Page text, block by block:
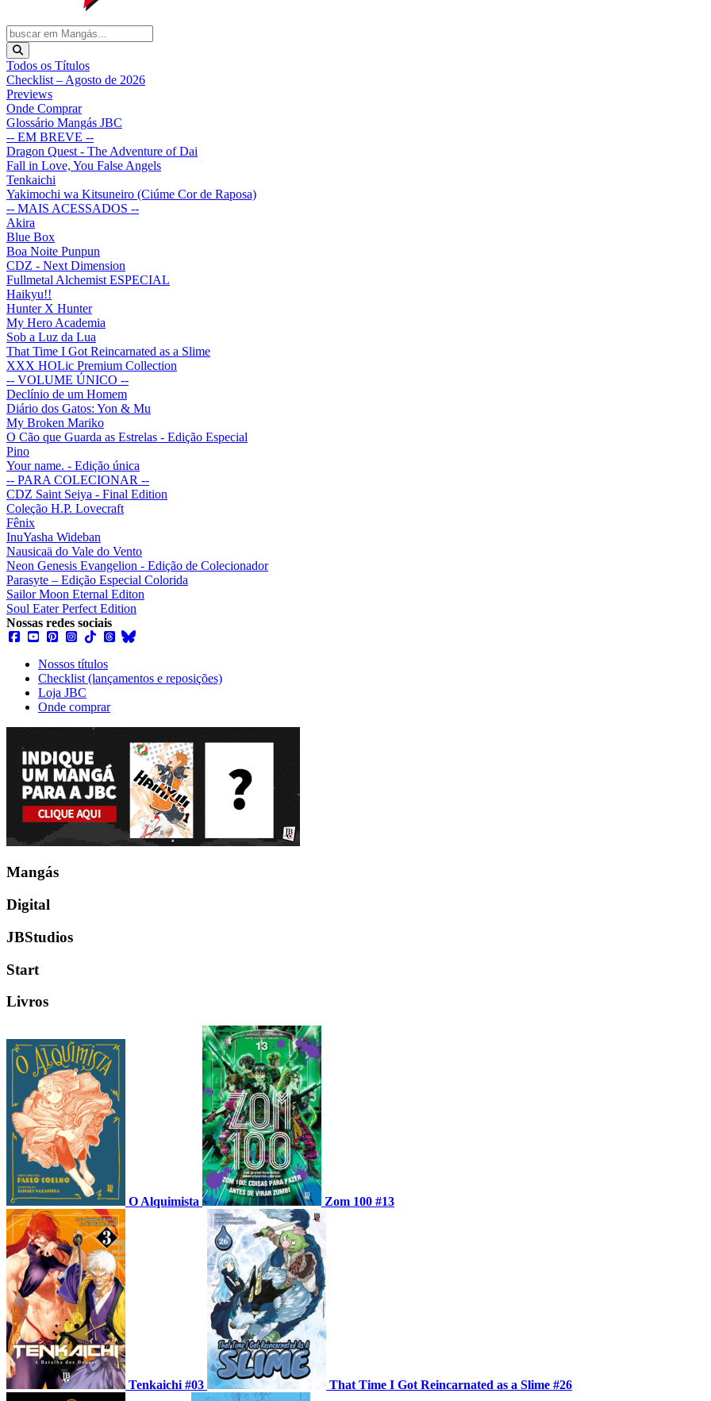
Todos os Títulos
Checklist – Agosto de 2026
Previews
Onde Comprar
Glossário Mangás JBC
-- EM BREVE --
Dragon Quest - The Adventure of Dai
Fall in Love, You False Angels
Tenkaichi
Yakimochi wa Kitsuneiro (Ciúme Cor de Raposa)
-- MAIS ACESSADOS --
Akira
Blue Box
Boa Noite Punpun
CDZ - Next Dimension
Fullmetal Alchemist ESPECIAL
Haikyu!!
Hunter X Hunter
My Hero Academia
Sob a Luz da Lua
That Time I Got Reincarnated as a Slime
XXX HOLic Premium Collection
-- VOLUME ÚNICO --
Declínio de um Homem
Diário dos Gatos: Yon & Mu
My Broken Mariko
O Cão que Guarda as Estrelas - Edição Especial
Pino
Your name. - Edição única
-- PARA COLECIONAR --
CDZ Saint Seiya - Final Edition
Coleção H.P. Lovecraft
Fênix
InuYasha Wideban
Nausicaä do Vale do Vento
Neon Genesis Evangelion - Edição de Colecionador
Parasyte – Edição Especial Colorida
Sailor Moon Eternal Editon
Soul Eater Perfect Edition
Nossas redes sociais
Nossos títulos
Checklist (lançamentos e reposições)
Loja JBC
Onde comprar
Mangás
Digital
JBStudios
Start
Livros
O Alquimista Zom 100 #13
Tenkaichi #03 That Time I Got Reincarnated as a Slime #26